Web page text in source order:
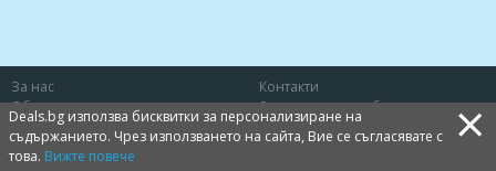
За нас
Контакти
Общи условия
Защита на потребителя
Политика за лични данни
Бисквитки
Deals.bg използва бисквитки за персонализиране на
съдържанието. Чрез използването на сайта, Вие се съгласявате с
това. Вижте повече ×